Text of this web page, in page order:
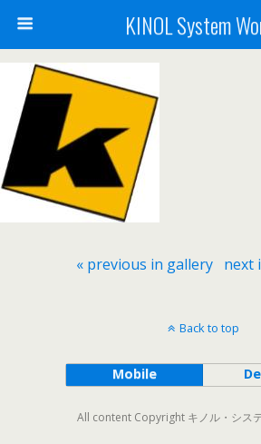
KINOL System
« previous in gallery next
Back to top
Mobile
All content Copyright キノル・シス